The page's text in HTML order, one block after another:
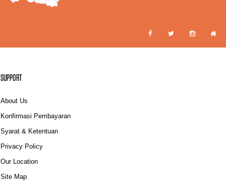
SUPPORT
About Us
Konfirmasi Pembayaran
Syarat & Ketentuan
Privacy Policy
Our Location
Site Map